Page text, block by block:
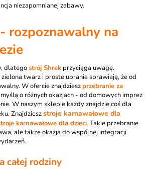
niezapomnianej zabawy.
rozpoznawalny na
dlategostrój Shrek przyciąga uwagę.
twarz i proste ubranie sprawiają, że od
W ofercie znajdzieszprzebranie za
o różnych okazjach - od domowych imprez
W naszym sklepie każdy znajdzie coś dla
Znajdzieszstroje karnawałowe dla
karnawałowe dla dzieci. Takie przebranie
ale także okazja do wspólnej integracji
całej rodziny